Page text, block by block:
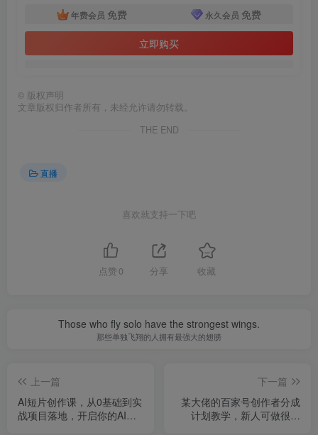
年费会员 免费 永久会员 免费
立即购买
© 版权声明
文章版权归作者所有，未经允许请勿转载。
THE END
直播
喜欢就支持一下吧
点赞 0 分享 收藏
Those who fly solo have the strongest wings.
那些单独飞翔的人拥有最强大的翅膀
上一篇
AI短片创作课，从0基础到实
战项目落地，开启你的AI创
下一篇
某大佬的百家号创作者分成
计划教学，新人可做很简